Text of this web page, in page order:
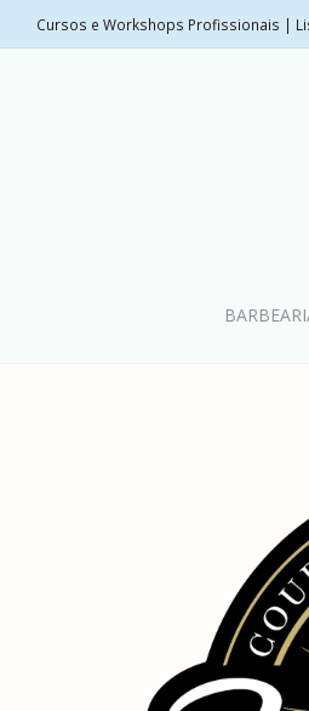
Cursos e Workshops Profissionais |